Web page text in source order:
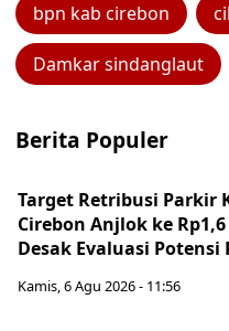
bpn kab cirebon
Damkar sindanglaut
Berita Populer
Target Retribusi Parkir
Cirebon Anjlok ke
Desak Evaluasi Potensi
Kamis, 6 Agu 2026 - 11:56